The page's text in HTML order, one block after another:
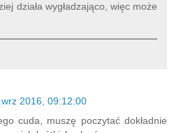
działa wygładzająco, więc może
wrz 2016, 09:12:00
cuda, muszę poczytać dokładnie